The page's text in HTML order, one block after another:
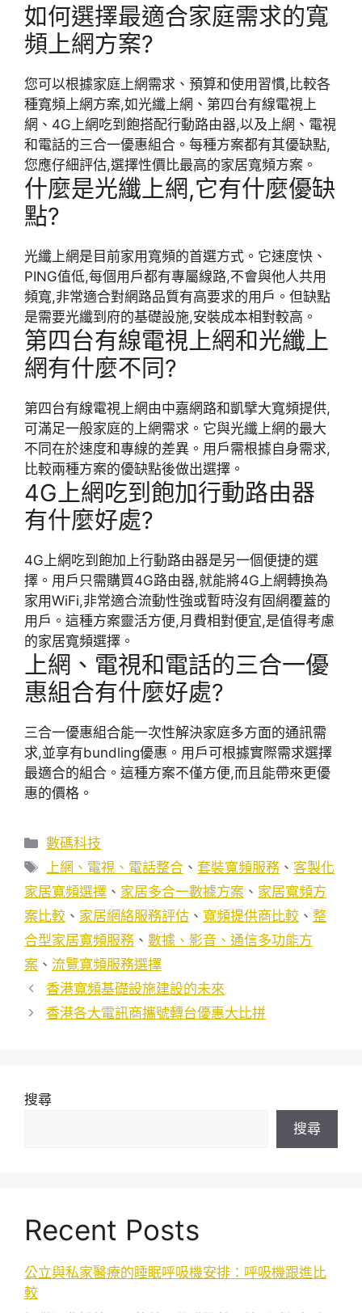
如何選擇最適合家庭需求的寬
頻上網方案?
您可以根據家庭上網需求、預算和使用習慣,比較各
種寬頻上網方案,如光纖上網、第四台有線電視上
網、4G上網吃到飽搭配行動路由器,以及上網、電視
和電話的三合一優惠組合。每種方案都有其優缺點,
您應仔細評估,選擇性價比最高的家居寬頻方案。
什麼是光纖上網,它有什麼優缺
點?
光纖上網是目前家用寬頻的首選方式。它速度快、
PING值低,每個用戶都有專屬線路,不會與他人共用
頻寬,非常適合對網路品質有高要求的用戶。但缺點
是需要光纖到府的基礎設施,安裝成本相對較高。
第四台有線電視上網和光纖上
網有什麼不同?
第四台有線電視上網由中嘉網路和凱擘大寬頻提供,
可滿足一般家庭的上網需求。它與光纖上網的最大
不同在於速度和專線的差異。用戶需根據自身需求,
比較兩種方案的優缺點後做出選擇。
4G上網吃到飽加行動路由器
有什麼好處?
4G上網吃到飽加上行動路由器是另一個便捷的選
擇。用戶只需購買4G路由器,就能將4G上網轉換為
家用WiFi,非常適合流動性強或暫時沒有固網覆蓋的
用戶。這種方案靈活方便,月費相對便宜,是值得考慮
的家居寬頻選擇。
上網、電視和電話的三合一優
惠組合有什麼好處?
三合一優惠組合能一次性解決家庭多方面的通訊需
求,並享有bundling優惠。用戶可根據實際需求選擇
最適合的組合。這種方案不僅方便,而且能帶來更優
惠的價格。
分
類
數碼科技
標
籤
上網、電視、電話整合 、套裝寬頻服務 、 客製化
家居寬頻選擇 、 家居多合一數據方案 、 家居寬頻方
案比較 、 家居網絡服務評估 、 寬頻提供商比較 、 整
合型家居寬頻服務 、 數據、影音、通信多功能方
案 、 流覽寬頻服務選擇
香港寬頻基礎設施建設的未來
香港各大電訊商攜號轉台優惠大比拼
搜尋
搜尋
Recent Posts
公立與私家醫療的睡眠呼吸機安排：呼吸機跟進比
較